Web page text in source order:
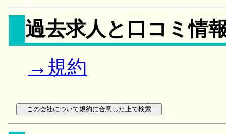
過去求人と口コミ情
→規約